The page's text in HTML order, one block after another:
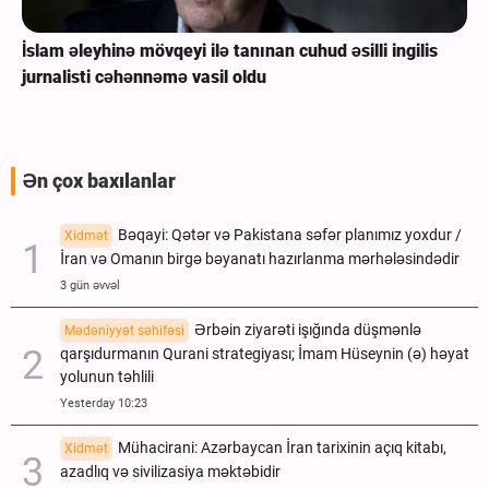
İslam əleyhinə mövqeyi ilə tanınan cuhud əsilli ingilis
jurnalisti cəhənnəmə vasil oldu
Ən çox baxılanlar
Xidmət
Bəqayi: Qətər və Pakistana səfər planımız yoxdur /
İran və Omanın birgə bəyanatı hazırlanma mərhələsindədir
3 gün əvvəl
Mədəniyyət səhifəsi
Ərbəin ziyarəti işığında düşmənlə
qarşıdurmanın Qurani strategiyası; İmam Hüseynin (ə) həyat
yolunun təhlili
Yesterday 10:23
Xidmət
Mühacirani: Azərbaycan İran tarixinin açıq kitabı,
azadlıq və sivilizasiya məktəbidir